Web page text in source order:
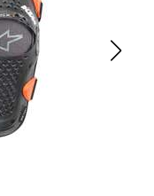
Reservdelar